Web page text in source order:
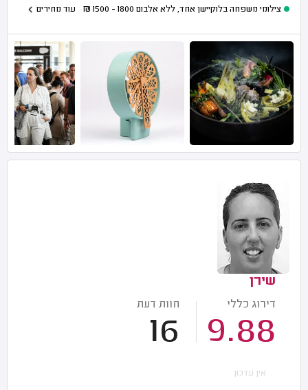
צילומי משפחה בלוקיישן אחד, ללא אלבום 1800 - 1500
₪ עוד מחירים
שירן
דירוג כללי
9.88
חוות דעת
16
אין עדכון